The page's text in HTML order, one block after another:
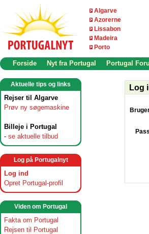
Algarve
Azorerne
Lissabon
Madeira
Porto
Forside Nyt fra Portugal Portugal
Aktuelle tips og links
Rejser til Algarve
Prøv ny søgemaskine
Billeje i Portugal
- se aktuelle tilbud
Log på Portugalnyt
Log ind
Opret Portugal-profil
Viden om Portugal
Fakta om Portugal
Rejsen til Portugal
Log